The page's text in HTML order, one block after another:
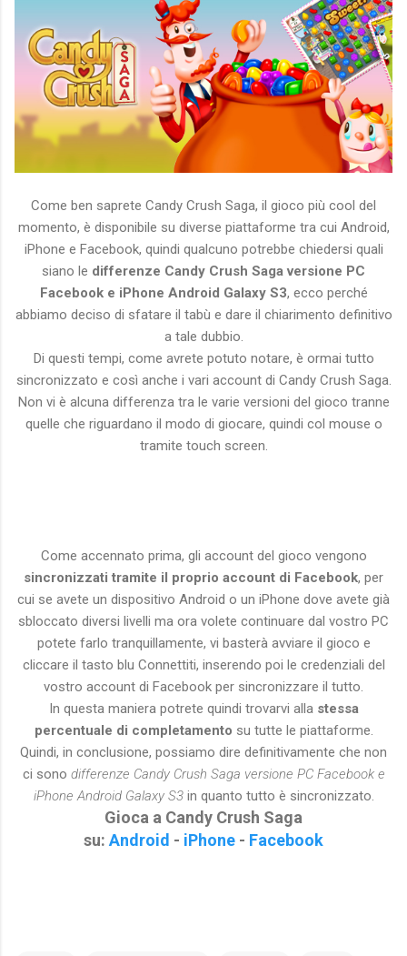
Come ben saprete Candy Crush Saga, il gioco più cool del
momento, è disponibile su diverse piattaforme tra cui Android,
iPhone e Facebook, quindi qualcuno potrebbe chiedersi quali
siano le differenze Candy Crush Saga versione PC
Facebook e iPhone Android Galaxy S3, ecco perché
abbiamo deciso di sfatare il tabù e dare il chiarimento definitivo
a tale dubbio.
Di questi tempi, come avrete potuto notare, è ormai tutto
sincronizzato e così anche i vari account di Candy Crush Saga.
Non vi è alcuna differenza tra le varie versioni del gioco tranne
quelle che riguardano il modo di giocare, quindi col mouse o
tramite touch screen.
Come accennato prima, gli account del gioco vengono
sincronizzati tramite il proprio account di Facebook, per
cui se avete un dispositivo Android o un iPhone dove avete già
sbloccato diversi livelli ma ora volete continuare dal vostro PC
potete farlo tranquillamente, vi basterà avviare il gioco e
cliccare il tasto blu Connettiti, inserendo poi le credenziali del
vostro account di Facebook per sincronizzare il tutto.
In questa maniera potrete quindi trovarvi alla stessa
percentuale di completamento su tutte le piattaforme.
Quindi, in conclusione, possiamo dire definitivamente che non
ci sono differenze Candy Crush Saga versione PC Facebook e
iPhone Android Galaxy S3in quanto tutto è sincronizzato.
Gioca a Candy Crush Saga
su: Android - iPhone - Facebook